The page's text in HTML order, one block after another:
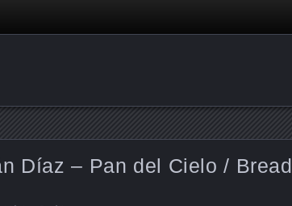
Díaz – Pan del Cielo / Bread